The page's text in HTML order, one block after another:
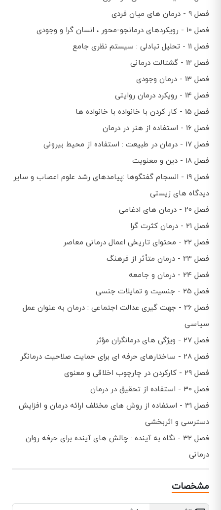
فصل 9 - درمان های میان فردی
فصل 10 - رویکردهای درمانجو-محور ، انسان گرا و وجودی
فصل 11 - تحلیل تبادلی : سیستم نظری جامع
فصل 12 - گشتالت درمانی
فصل 13 - درمان وجودی
فصل 14 - رویکرد درمان روایتی
فصل 15 - کار کردن با خانواده با خانواده ها
فصل 16 - استفاده از هنر در درمان
فصل 17 - درمان در طبیعت : استفاده از محیط بیرونی
فصل 18 - دین و معنویت
فصل 19 - انسجام گفتگوها :پیامدهای رشد علوم اعصاب و سایر
دیدگاه های زیستی
فصل 20 - درمان های ادغامی
فصل 21 - درمان کثرت گرا
فصل 22 - محتوای تاریخی اعمال درمانی معاصر
فصل 23 - درمان متأثر از فرهنگ
فصل 24 - درمان و جامعه
فصل 25 - جنسیت و تمایلات جنسی
فصل 26 - جهت گیری عدالت اجتماعی : درمان به عنوان عمل
سیاسی
فصل 27 - ویژگی های درمانگران مؤثر
فصل 28 - ساختارهای حرفه ای برای حمایت صلاحیت درمانگر
فصل 29 - کارکردن در چارچوب اخلاقی و معنوی
فصل 30 - استفاده از تحقیق در درمان
فصل 31 - استفاده از روش های مختلف ارائه درمان و افزایش
دسترسی و اثربخشی
فصل 32 - نگاه به آینده : چالش های آینده برای حرفه روان
درمانی
مشخصات